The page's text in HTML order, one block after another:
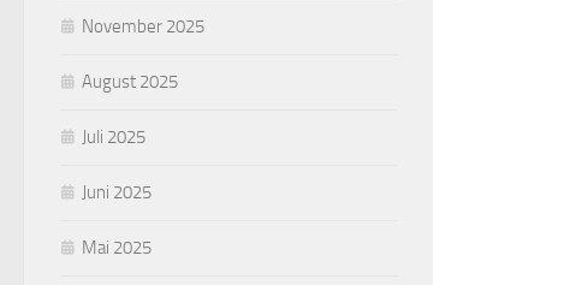
November 2025
August 2025
Juli 2025
Juni 2025
Mai 2025